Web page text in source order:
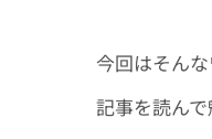
今回はそん
記事を読ん